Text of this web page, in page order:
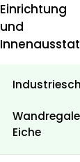
Einrichtung
und
Eiche